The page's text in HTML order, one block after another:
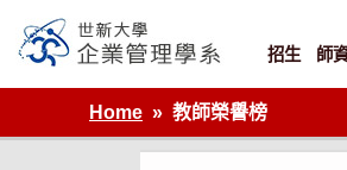
content
世新大學企業管理學系
招生 師
Home 教師榮譽榜